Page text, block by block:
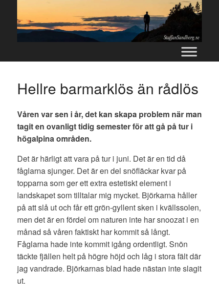
content
Hellre barmarklös än rådlös
Våren var sen i år, det kan skapa problem när man
tagit en ovanligt tidig semester för att gå på tur i
högalpina områden.
Det är härligt att vara på tur i juni. Det är en tid då
fåglarna sjunger. Det är en del snöfläckar kvar på
topparna som ger ett extra estetiskt element i
landskapet som tilltalar mig mycket. Björkarna håller
på att slå ut och får ett grön-gyllent sken i kvällssolen,
men det är en fördel om naturen inte har snoozat i en
månad så våren faktiskt har kommit så långt.
Fåglarna hade inte kommit igång ordentligt. Snön
täckte fjällen helt på högre höjd och låg i stora fält där
jag vandrade. Björkarnas blad hade nästan inte slagit
ut.